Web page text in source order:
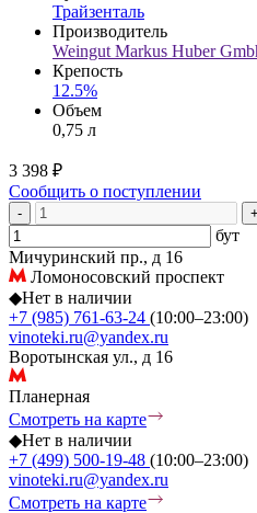
Трайзенталь
Производитель
Weingut Markus Huber
Крепость
12.5%
Объем
0,75 л
3 398 ₽
Сообщить о поступлении
- +
бут
Мичуринский пр., д 16
Ломоносовский проспект
◆Нет в наличии
+7 (985) 761-63-24 (10:00–23:00)
vinoteki.ru@yandex.ru
Воротынская ул., д 16
Планерная
Смотреть на карте
◆Нет в наличии
+7 (499) 500-19-48 (10:00–23:00)
vinoteki.ru@yandex.ru
Смотреть на карте